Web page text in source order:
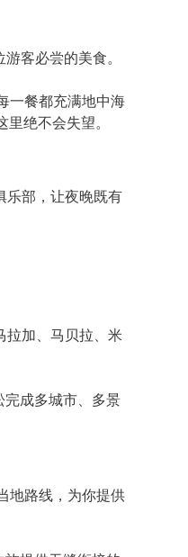
游客必尝的美食。
一餐都充满地中海
绝不会失望。
乐部，让夜晚既有
拉加、马贝拉、米
完成多城市、多景
地路线，为你提供